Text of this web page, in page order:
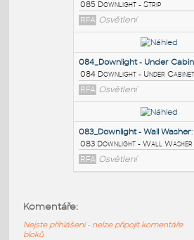
086_Downlight - Spot:
086 Downlight - Spot
RFA Osvětlení
085_Downlight - Strip
085 Downlight - Strip
RFA Osvětlení
RFA Osvětlení
Komentáře:
Nejste přihlášeni - nelze připojit komentáře
bloků